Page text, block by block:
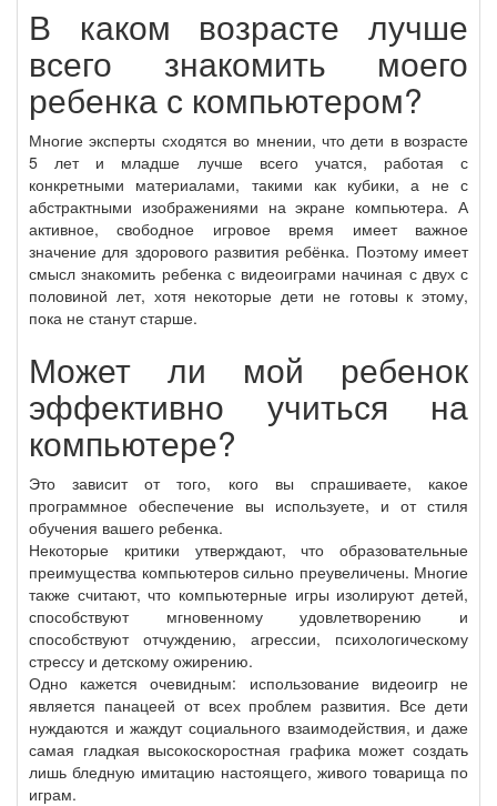
В каком возрасте лучше
всего знакомить моего
ребенка с компьютером?
Многие эксперты сходятся во мнении, что дети в возрасте
5 лет и младше лучше всего учатся, работая с
конкретными материалами, такими как кубики, а не с
абстрактными изображениями на экране компьютера. А
активное, свободное игровое время имеет важное
значение для здорового развития ребёнка. Поэтому имеет
смысл знакомить ребенка с видеоиграми начиная с двух с
половиной лет, хотя некоторые дети не готовы к этому,
пока не станут старше.
Может ли мой ребенок
эффективно учиться на
компьютере?
Это зависит от того, кого вы спрашиваете, какое
программное обеспечение вы используете, и от стиля
обучения вашего ребенка.
Некоторые критики утверждают, что образовательные
преимущества компьютеров сильно преувеличены. Многие
также считают, что компьютерные игры изолируют детей,
способствуют мгновенному удовлетворению и
способствуют отчуждению, агрессии, психологическому
стрессу и детскому ожирению.
Одно кажется очевидным: использование видеоигр не
является панацеей от всех проблем развития. Все дети
нуждаются и жаждут социального взаимодействия, и даже
самая гладкая высокоскоростная графика может создать
лишь бледную имитацию настоящего, живого товарища по
играм.